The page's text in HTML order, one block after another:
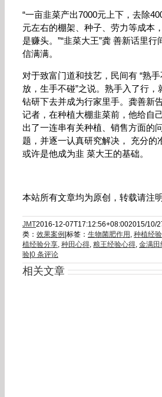
“一亩韭菜产出7000元上下，去除
元左右的棚架、种子、劳力等成本
是赚头。”“韭菜大王”龚 善新话里行
信满满。
对于致富门道和技艺，民间有 “熟手
放，生手不碰”之说。熟手入了行，
钻研下去并成为行家里手。龚善新
记者，在种植大棚韭菜前，他给自
出了一连串有关种植、销售方面的
题，并逐一认真研究解决， 充分的
或许是他成为韭 菜大王的基础。
本站所有文章均为原创，转载请注
JMT2016-12-07T17:12:56+08:002015/10/
类： 效果案例 标签： 生物菌肥作用 , 种植经验
植经验分享, 种田心得, 粮王经验心得, 金满田
验 0 条评论
相关文章